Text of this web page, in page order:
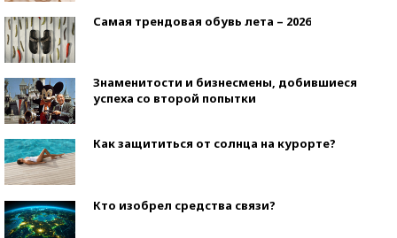
Самая трендовая обувь лета – 2026
Знаменитости и бизнесмены, добившиеся
успеха со второй попытки
Как защититься от солнца на курорте?
Кто изобрел средства связи?